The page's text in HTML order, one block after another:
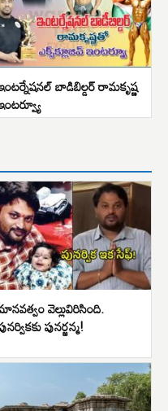
బాడిబిల్డర్ రామకృష్ణ
వెల్లువిరిసింది.
పునర్జన్మ!